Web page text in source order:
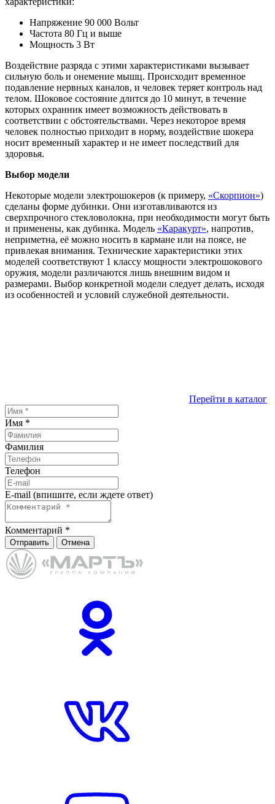
Напряжение 90 000 Вольт
Частота 80 Гц и выше
Мощность 3 Вт
Воздействие разряда с этими характеристиками вызывает
сильную боль и онемение мышц. Происходит временное
подавление нервных каналов, и человек теряет контроль над
телом. Шоковое состояние длится до 10 минут, в течение
которых охранник имеет возможность действовать в
соответствии с обстоятельствами. Через некоторое время
человек полностью приходит в норму, воздействие шокера
носит временный характер и не имеет последствий для
здоровья.
Выбор модели
Некоторые модели электрошокеров (к примеру, «Скорпион»)
сделаны форме дубинки. Они изготавливаются из
сверхпрочного стекловолокна, при необходимости могут быть
и применены, как дубинка. Модель «Каракурт», напротив,
неприметна, её можно носить в кармане или на поясе, не
привлекая внимания. Технические характеристики этих
моделей соответствуют 1 классу мощности электрошокового
оружия, модели различаются лишь внешним видом и
размерами. Выбор конкретной модели следует делать, исходя
из особенностей и условий служебной деятельности.
Перейти в каталог
Имя *
Фамилия
Телефон
E-mail (впишите, если ждете ответ)
Комментарий *
Отправить Отмена